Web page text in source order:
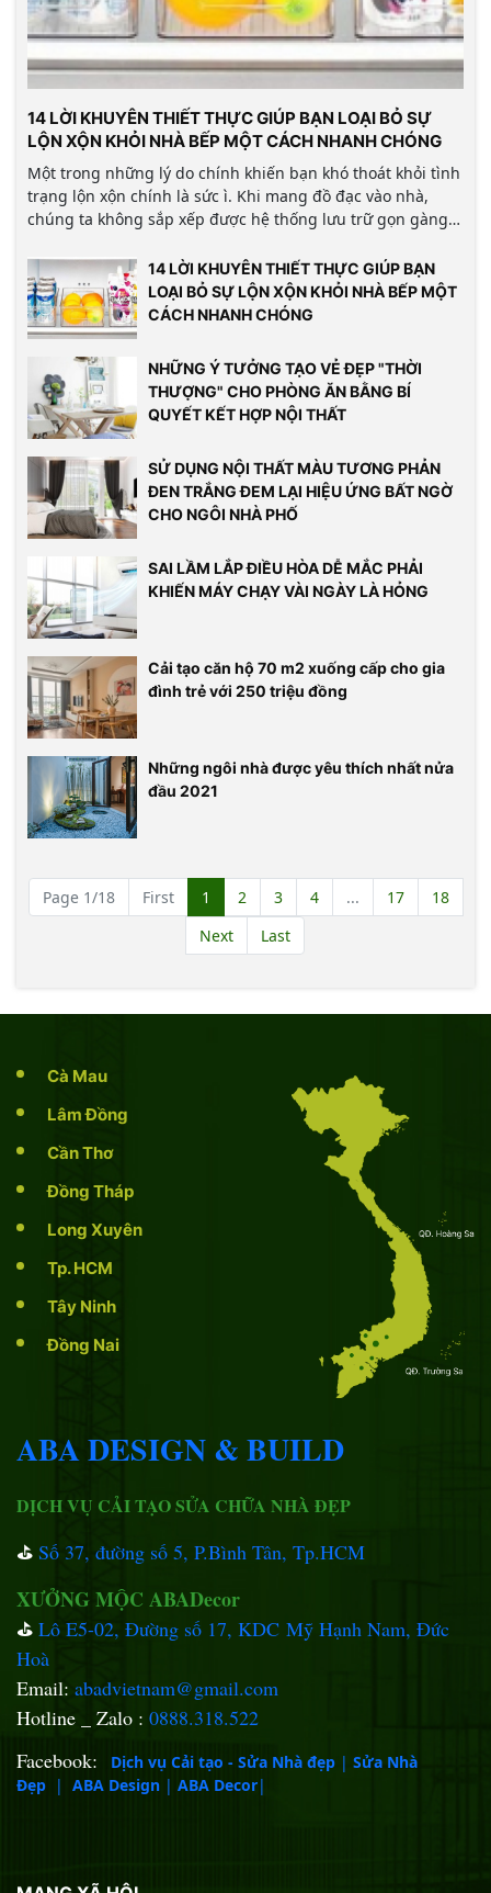
14 LỜI KHUYÊN THIẾT THỰC GIÚP BẠN LOẠI BỎ SỰ
LỘN XỘN KHỎI NHÀ BẾP MỘT CÁCH NHANH CHÓNG
Một trong những lý do chính khiến bạn khó thoát khỏi tình
trạng lộn xộn chính là sức ì. Khi mang đồ đạc vào nhà,
chúng ta không sắp xếp được hệ thống lưu trữ gọn gàng
14 LỜI KHUYÊN THIẾT THỰC GIÚP BẠN
LOẠI BỎ SỰ LỘN XỘN KHỎI NHÀ BẾP MỘT
CÁCH NHANH CHÓNG
NHỮNG Ý TƯỞNG TẠO VẺ ĐẸP "THỜI
THƯỢNG" CHO PHÒNG ĂN BẰNG BÍ
QUYẾT KẾT HỢP NỘI THẤT
SỬ DỤNG NỘI THẤT MÀU TƯƠNG PHẢN
ĐEN TRẮNG ĐEM LẠI HIỆU ỨNG BẤT NGỜ
CHO NGÔI NHÀ PHỐ
SAI LẦM LẮP ĐIỀU HÒA DỄ MẮC PHẢI
KHIẾN MÁY CHẠY VÀI NGÀY LÀ HỎNG
Cải tạo căn hộ 70 m2 xuống cấp cho gia
đình trẻ với 250 triệu đồng
Những ngôi nhà được yêu thích nhất nửa
đầu 2021
Page 1/18 First 1 2 3 4 ... 17
18
Next
Last
Cà Mau
Lâm Đồng
Cần Thơ
Đồng Tháp
Long Xuyên
Tp. HCM
Tây Ninh
Đồng Nai
ABA DESIGN & BUILD
DỊCH VỤ CẢI TẠO SỬA CHỮA NHÀ ĐẸP
⛳️ Số 37, đường số 5, P.Bình Tân, Tp.HCM
XƯỞNG MỘC ABADecor
⛳️ Lô E5-02, Đường số 17, KDC Mỹ Hạnh Nam, Đức
Hoà
Email: abadvietnam@gmail.com
Hotline _ Zalo : 0888.318.522
Facebook:
Dịch vụ Cải tạo - Sửa Nhà đẹp | Sửa Nhà
Đẹp | ABA Design | ABA Decor|